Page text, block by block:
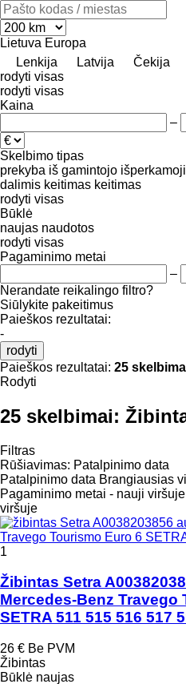
Lietuva Europa
Lenkija
Latvija
Čekija
rodyti visas
rodyti visas
Kaina
–
Skelbimo tipas
prekyba iš gamintojo
dalimis keitimas keitimas
rodyti visas
Būklė
naujas naudotos
rodyti visas
Pagaminimo metai
–
Nerandate reikalingo filtro?
Siūlykite pakeitimus
Paieškos rezultatai:
-
rodyti
Paieškos rezultatai: 25
Rodyti
25 skelbimai:
Filtras
Rūšiavimas: Patalpinimo data
Patalpinimo data Brangiausias
Pagaminimo metai - nauji viršuje
viršuje
1
Žibintas Setra
Mercedes-Benz Travego
SETRA 511 515 516 517
26 € Be PVM
Žibintas
Būklė naujas